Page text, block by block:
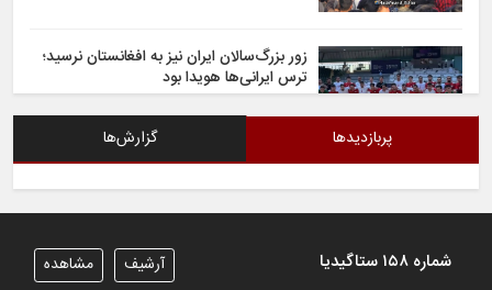
زور بزرگ‌سالان ایران نیز به افغانستان نرسید؛
ترس ایرانی‌ها هویدا بود
پربازدیدها گزارش‌ها
شماره ۱۵۸ ستاگیدیا مشاهده آرشیف